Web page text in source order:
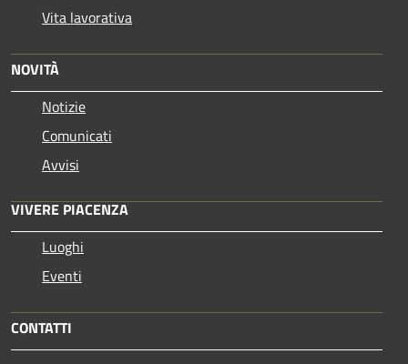
Vita lavorativa
NOVITÀ
Notizie
Comunicati
Avvisi
VIVERE PIACENZA
Luoghi
Eventi
CONTATTI